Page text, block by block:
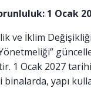
1 Ocak
ve İklim
1 Ocak 2027
yapı